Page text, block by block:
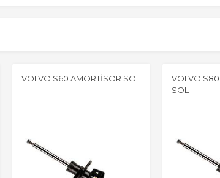
VOLVO S60 AMORTİSÖR SOL
VOLVO
SOL